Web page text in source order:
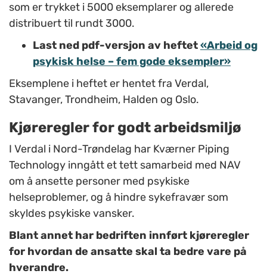
som er trykket i 5000 eksemplarer og allerede
distribuert til rundt 3000.
Last ned pdf-versjon av heftet«Arbeid og
psykisk helse – fem gode eksempler»
Eksemplene i heftet er hentet fra Verdal,
Stavanger, Trondheim, Halden og Oslo.
Kjøreregler for godt arbeidsmiljø
I Verdal i Nord-Trøndelag har Kværner Piping
Technology inngått et tett samarbeid med NAV
om å ansette personer med psykiske
helseproblemer, og å hindre sykefravær som
skyldes psykiske vansker.
Blant annet har bedriften innført kjøreregler
for hvordan de ansatte skal ta bedre vare på
hverandre.